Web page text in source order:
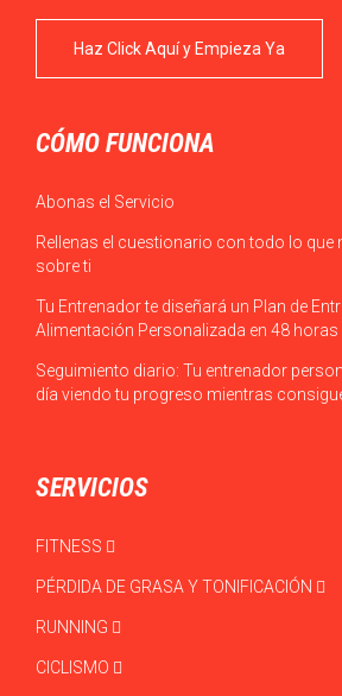
Haz Click Aquí y Empieza Ya
CÓMO FUNCIONA
Abonas el Servicio
Rellenas el cuestionario con todo lo
sobre ti
Tu Entrenador te diseñará un Plan de
Alimentación Personalizada en 48 horas
Seguimiento diario: Tu entrenador
día viendo tu progreso mientras
SERVICIOS
FITNESS
PÉRDIDA DE GRASA Y TONIFICACIÓN
RUNNING
CICLISMO